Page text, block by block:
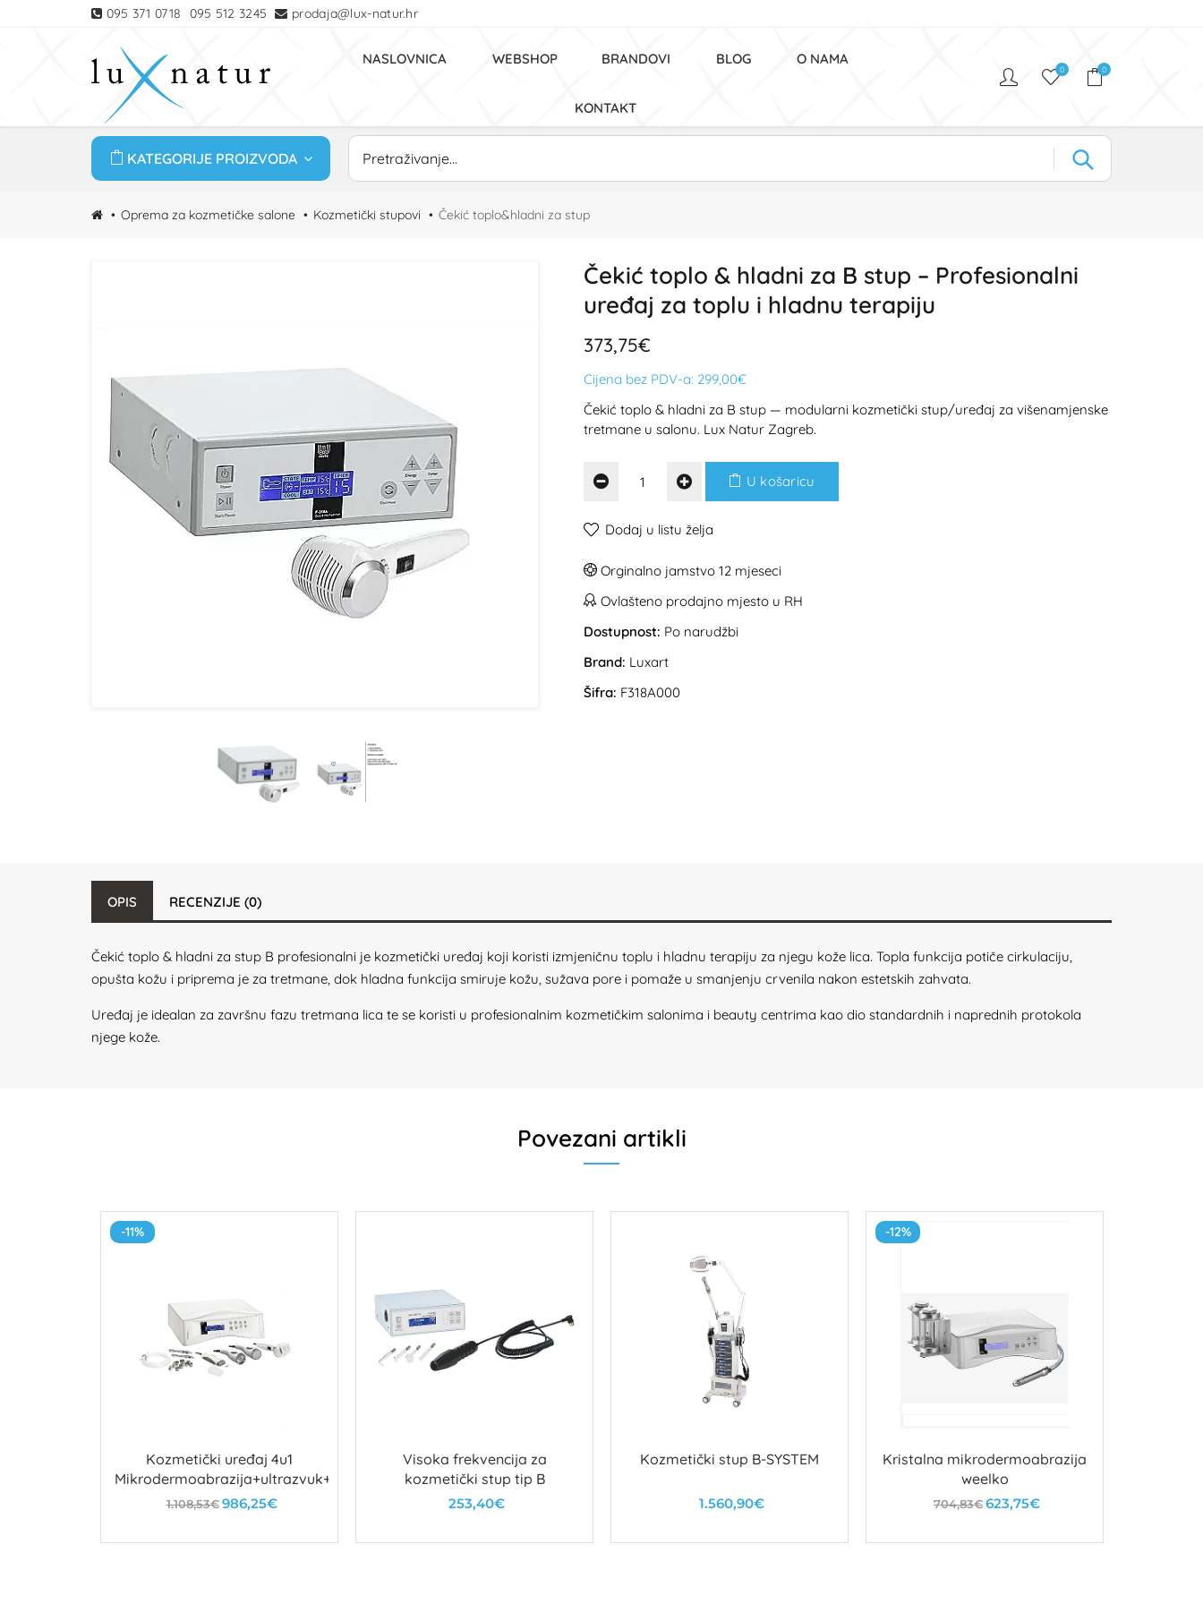
095 371 0718 095 512 3245 prodaja@lux-natur.hr
NASLOVNICA WEBSHOP BRANDOVI BLOG O NAMA
KONTAKT
0 0
KATEGORIJE PROIZVODA
Oprema za kozmetičke salone Kozmetički stupovi Čekić toplo&hladni za stup
Čekić toplo & hladni za B stup – Profesionalni
uređaj za toplu i hladnu terapiju
373,75€
Cijena bez PDV-a: 299,00€
Čekić toplo & hladni za B stup — modularni kozmetički stup/uređaj za višenamjenske
tretmane u salonu. Lux Natur Zagreb.
U košaricu
Dodaj u listu želja
Orginalno jamstvo 12 mjeseci
Ovlašteno prodajno mjesto u RH
Dostupnost: Po narudžbi
Brand: Luxart
Šifra: F318A000
OPIS RECENZIJE (0)
Čekić toplo & hladni za stup B profesionalni je kozmetički uređaj koji koristi izmjeničnu toplu i hladnu terapiju za njegu kože lica. Topla funkcija potiče cirkulaciju,
opušta kožu i priprema je za tretmane, dok hladna funkcija smiruje kožu, sužava pore i pomaže u smanjenju crvenila nakon estetskih zahvata.
Uređaj je idealan za završnu fazu tretmana lica te se koristi u profesionalnim kozmetičkim salonima i beauty centrima kao dio standardnih i naprednih protokola
njege kože.
Povezani artikli
-11%
Kozmetički uređaj 4u1
Mikrodermoabrazija+ultrazvuk+čekić+špatula
1.108,53€ 986,25€
U košaricu
Visoka frekvencija za
kozmetički stup tip B
253,40€
U košaricu
Kozmetički stup B-SYSTEM
1.560,90€
U košaricu
-12%
Kristalna mikrodermoabrazija
weelko
704,83€623,75€
U košaricu